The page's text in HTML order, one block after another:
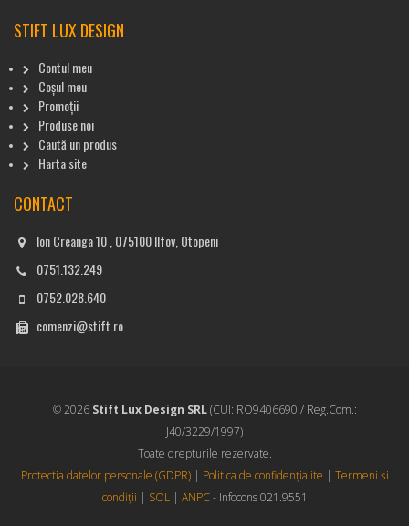
STIFT LUX DESIGN
Contul meu
Coșul meu
Promoții
Produse noi
Caută un produs
Harta site
CONTACT
Ion Creanga 10 , 075100 Ilfov, Otopeni
0751.132.249
0752.028.640
comenzi@stift.ro
© 2026 Stift Lux Design SRL(CUI: RO9406690 / Reg.Com.:
J40/3229/1997)
Toate drepturile rezervate.
Protectia datelor personale (GDPR)| Politica de confidențialite | Termeni și
condiții | SOL| ANPC- Infocons 021.9551